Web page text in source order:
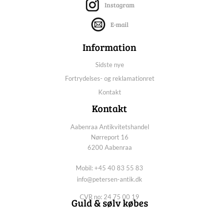
Instagram
E-mail
Information
Sidste nye
Fortrydelses- og reklamationret
Kontakt
Kontakt
Aabenraa Antikvitetshandel
Nørreport 16
6200 Aabenraa
Mobil: +45 40 83 55 83
info@petersen-antik.dk
CVR no: 24 75 00 19
Guld & sølv købes